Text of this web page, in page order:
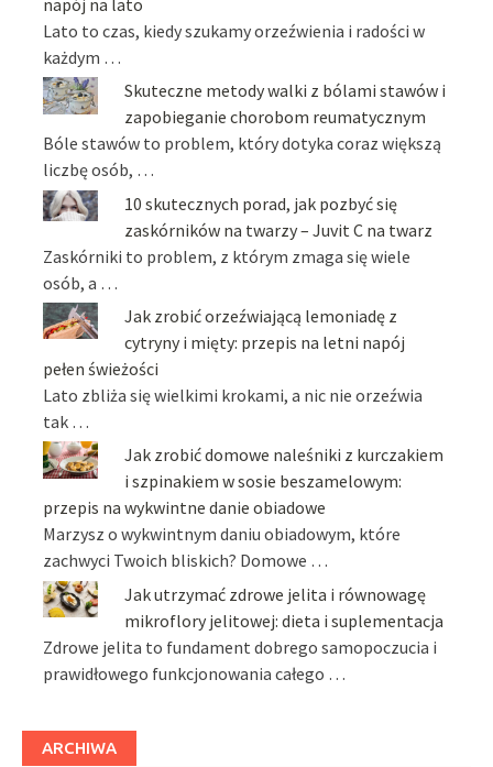
Lato to czas, kiedy szukamy orzeźwienia i radości w
każdym …
Skuteczne metody walki z bólami stawów i
zapobieganie chorobom reumatycznym
Bóle stawów to problem, który dotyka coraz większą
liczbę osób, …
10 skutecznych porad, jak pozbyć się
zaskórników na twarzy – Juvit C na twarz
Zaskórniki to problem, z którym zmaga się wiele
osób, a …
Jak zrobić orzeźwiającą lemoniadę z
cytryny i mięty: przepis na letni napój
pełen świeżości
Lato zbliża się wielkimi krokami, a nic nie orzeźwia
tak …
Jak zrobić domowe naleśniki z kurczakiem
i szpinakiem w sosie beszamelowym:
przepis na wykwintne danie obiadowe
Marzysz o wykwintnym daniu obiadowym, które
zachwyci Twoich bliskich? Domowe …
Jak utrzymać zdrowe jelita i równowagę
mikroflory jelitowej: dieta i suplementacja
Zdrowe jelita to fundament dobrego samopoczucia i
prawidłowego funkcjonowania całego …
ARCHIWA